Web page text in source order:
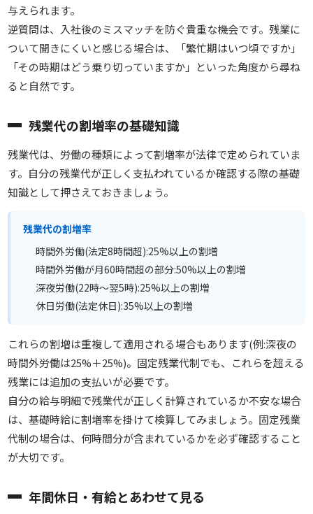
与えられます。
逆質問は、入社後のミスマッチを防ぐ貴重な機会です。残業に
ついて聞きにくいと感じる場合は、「繁忙期はいつ頃ですか」
「その時期はどう乗り切っていますか」といった角度から尋ね
ると自然です。
残業代の割増率の基礎知識
残業代は、労働の種類によって割増率が法律で定められていま
す。自分の残業代が正しく支払われているか確認する際の基礎
知識として押さえておきましょう。
残業代の割増率
時間外労働(法定8時間超):25%以上の割増
時間外労働が月60時間超の部分:50%以上の割増
深夜労働(22時〜翌5時):25%以上の割増
休日労働(法定休日):35%以上の割増
これらの割増は重複して適用される場合もあります(例:深夜の
時間外労働は25%＋25%)。固定残業代制でも、これらを超える
残業には追加の支払いが必要です。
自分の給与明細で残業代が正しく計算されているか不安な場合
は、基礎時給に割増率を掛けて検算してみましょう。固定残業
代制の場合は、何時間分が含まれているかを必ず確認すること
が大切です。
年間休日・有給とあわせて見る